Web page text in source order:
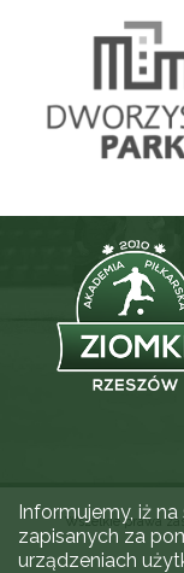
Wszelkie prawa
Informujemy, iż
zapisanych za
urządzeniach